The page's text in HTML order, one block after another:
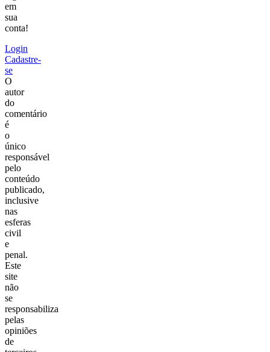
em
sua
conta!
Login
Cadastre-
se
O
autor
do
comentário
é
o
único
responsável
pelo
conteúdo
publicado,
inclusive
nas
esferas
civil
e
penal.
Este
site
não
se
responsabiliza
pelas
opiniões
de